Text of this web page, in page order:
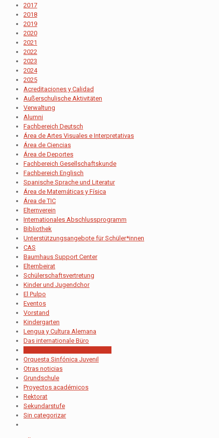
2017
2018
2019
2020
2021
2022
2023
2024
2025
Acreditaciones y Calidad
Außerschulische Aktivitäten
Verwaltung
Alumni
Fachbereich Deutsch
Área de Artes Visuales e Interpretativas
Área de Ciencias
Área de Deportes
Fachbereich Gesellschaftskunde
Fachbereich Englisch
Spanische Sprache und Literatur
Área de Matemáticas y Física
Área de TIC
Elternverein
Internationales Abschlussprogramm
Bibliothek
Unterstützungsangebote für Schüler*innen
CAS
Baumhaus Support Center
Elternbeirat
Schülerschaftsvertretung
Kinder und Jugendchor
El Pulpo
Eventos
Vorstand
Kindergarten
Lengua y Cultura Alemana
Das internationale Büro
Orquesta Sinfónica Juvenil
Otras noticias
Grundschule
Proyectos académicos
Rektorat
Sekundarstufe
Sin categorizar